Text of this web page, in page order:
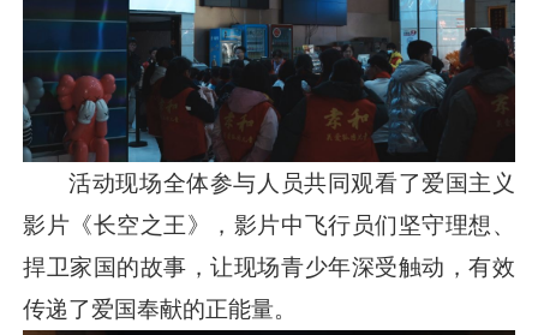
活动现场全体参与人员共同观看了爱国主义
影片《长空之王》，影片中飞行员们坚守理想、
捍卫家国的故事，让现场青少年深受触动，有效
传递了爱国奉献的正能量。